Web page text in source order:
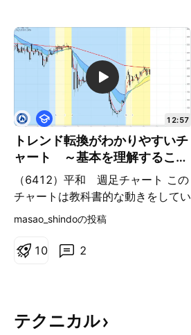
トレンド転換がわかりやすいチ
ャート ～基本を理解すること
が大事～
（6412）平和 週足チャート この
チャートは教科書的な動きをしてい
るので取り上げました。 トレンド
ーン分析の「三尊天井」の仕組みを
教
育
12:57
masao_shindoの投稿
2
1 0
テクニカル